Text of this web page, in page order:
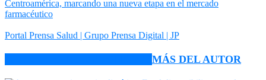
Centroamérica, marcando una nueva etapa en el mercado
farmacéutico
Portal Prensa Salud | Grupo Prensa Digital | JP
MÁS DEL AUTOR